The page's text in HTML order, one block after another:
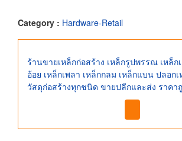
Category : Hardware-Retail
ร้านขายเหล็กก่อสร้าง เหล็กรูปพรรณ เหล็ก
อ้อย เหล็กเพลา เหล็กกลม เหล็กแบน ปลอก
วัสดุก่อสร้างทุกชนิด ขายปลีกและส่ง ราคา